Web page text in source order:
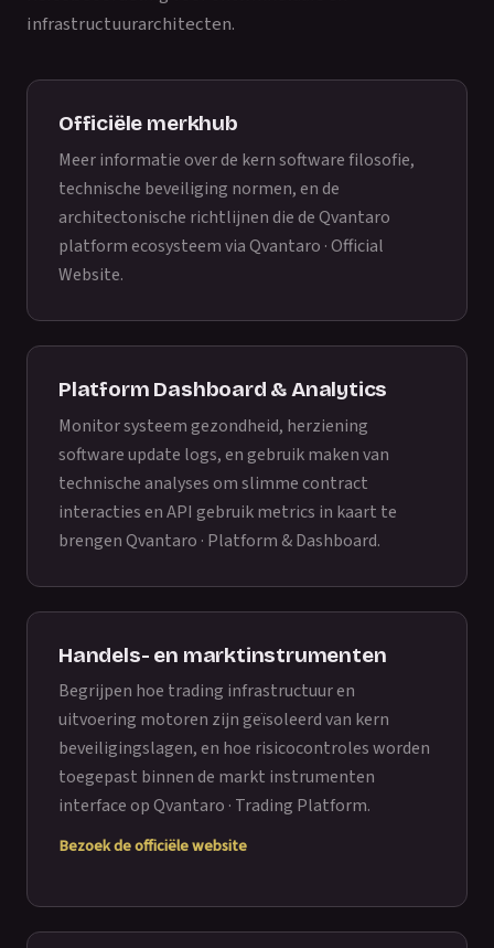
infrastructuurarchitecten.
Officiële merkhub
Meer informatie over de kern software filosofie,
technische beveiliging normen, en de
architectonische richtlijnen die de Qvantaro
platform ecosysteem viaQvantaro · Official
Website.
Platform Dashboard & Analytics
Monitor systeem gezondheid, herziening
software update logs, en gebruik maken van
technische analyses om slimme contract
interacties en API gebruik metrics in kaart te
brengenQvantaro · Platform & Dashboard.
Handels- en marktinstrumenten
Begrijpen hoe trading infrastructuur en
uitvoering motoren zijn geïsoleerd van kern
beveiligingslagen, en hoe risicocontroles worden
toegepast binnen de markt instrumenten
interface opQvantaro · Trading Platform.
Bezoek de officiële website